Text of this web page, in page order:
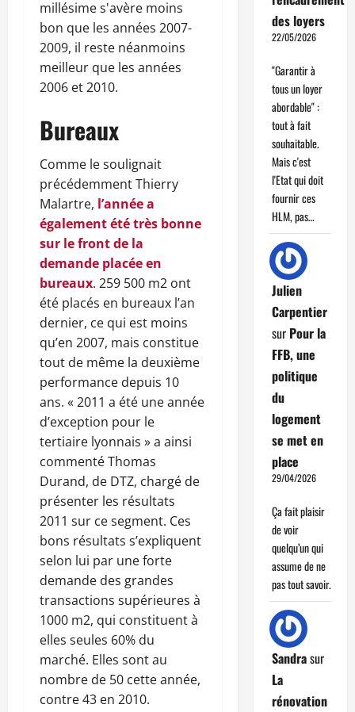
millésime s'avère moins
bon que les années 2007-
2009, il reste néanmoins
meilleur que les années
2006 et 2010.
Bureaux
Comme le soulignait
précédemment Thierry
Malartre, l’année a
également été très bonne
sur le front de la
demande placée en
bureaux. 259 500 m2 ont
été placés en bureaux l’an
dernier, ce qui est moins
qu’en 2007, mais constitue
tout de même la deuxième
performance depuis 10
ans. « 2011 a été une année
d’exception pour le
tertiaire lyonnais » a ainsi
commenté Thomas
Durand, de DTZ, chargé de
présenter les résultats
2011 sur ce segment. Ces
bons résultats s’expliquent
selon lui par une forte
demande des grandes
transactions supérieures à
1000 m2, qui constituent à
elles seules 60% du
marché. Elles sont au
nombre de 50 cette année,
contre 43 en 2010.
des loyers
22/05/2026
"Garantir à
tous un loyer
abordable" :
tout à fait
souhaitable.
Mais c'est
l'Etat qui doit
fournir ces
HLM, pas…
Julien
Carpentier
sur Pour la
FFB, une
politique
du
logement
se met en
place
29/04/2026
Ça fait plaisir
de voir
quelqu’un qui
assume de ne
pas tout savoir.
Sandrasur
La
rénovation